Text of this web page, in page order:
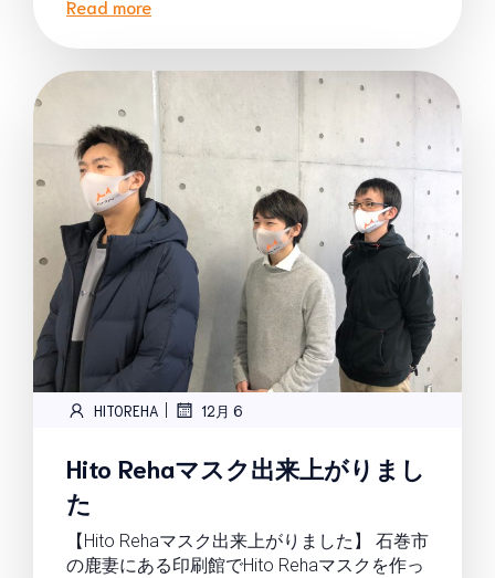
Read more
HITOREHA | 12月 6
Hito Rehaマスク出来上がりまし
た
【Hito Rehaマスク出来上がりました】 石巻市
の鹿妻にある印刷館でHito Rehaマスクを作っ